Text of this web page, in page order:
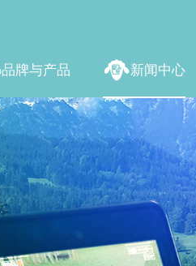
品牌与产品 新闻中心